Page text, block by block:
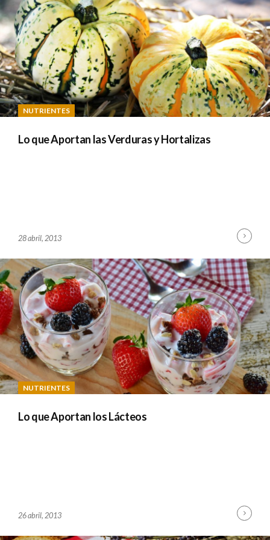
M
I
N
NUTRIENTES
Lo que Aportan las Verduras y Hortalizas
B
A
D
M
I
N
28 abril, 2013
NUTRIENTES
Lo que Aportan los Lácteos
B
A
26 abril, 2013